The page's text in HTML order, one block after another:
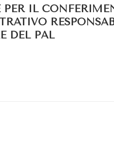
PER IL
DEL PAL